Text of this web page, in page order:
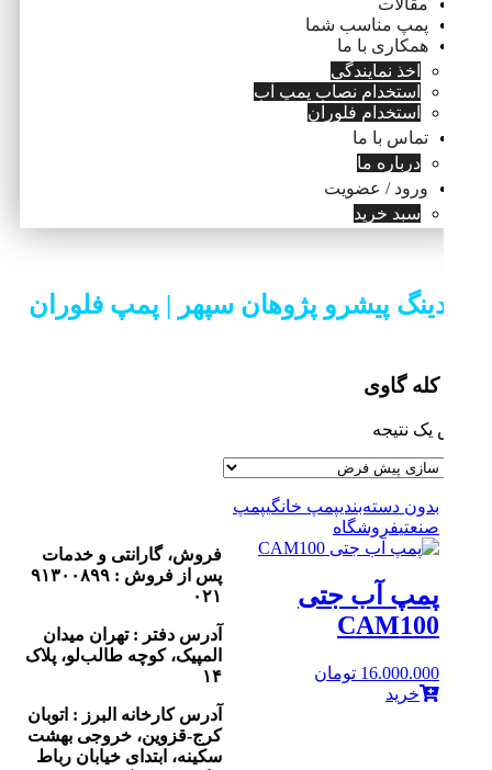
پمپ مناسب شما
همکاری با ما
اخذ نمایندگی
استخدام نصاب پمپ آب
استخدام فلوران
تماس با ما
درباره ما
ورود / عضویت
سبد خرید
پیشرو پژوهان سپهر | پمپ فلوران
گاوی
یک نتیجه
بدون دسته‌بندیپمپ خانگیپمپ
فروشگاه
پمپ آب جتی
CAM100
16.000.000 تومان
خرید
فروش، گارانتی و خدمات
پس از فروش : ۹۱۳۰۰۸۹۹
آدرس دفتر : تهران میدان
المپیک، کوچه طالب‌لو، پلاک
آدرس کارخانه البرز : اتوبان
کرج-قزوین، خروجی بهشت
سکینه، ابتدای خیابان رباط